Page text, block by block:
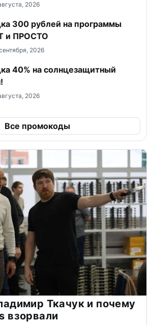
2026
300 рублей на программы
и ПРОСТО
2026
40% на солнцезащитный
2026
Все промокоды
Ткачук и почему
взорвали